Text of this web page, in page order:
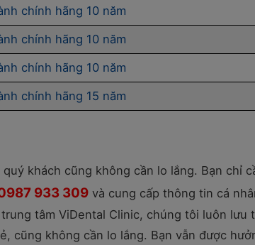
chính hãng 10 năm
chính hãng 10 năm
chính hãng 10 năm
chính hãng 15 năm
khách cũng không cần lo lắng. Bạn chỉ
933 309 và cung cấp thông tin cá
tâm ViDental Clinic, chúng tôi luôn lưu
cũng không cần lo lắng. Bạn vẫn được